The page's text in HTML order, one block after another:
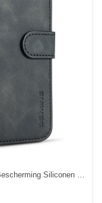
Samsung Galaxy A70s Hoesje Folio Ster Bescherming Siliconen Mobiele Telefoon Goedkoop